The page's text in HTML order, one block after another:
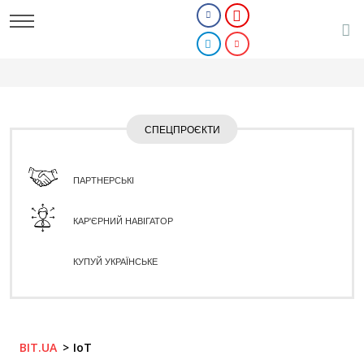
СПЕЦПРОЄКТИ
ПАРТНЕРСЬКІ
КАР'ЄРНИЙ НАВІГАТОР
КУПУЙ УКРАЇНСЬКЕ
BIT.UA IoT